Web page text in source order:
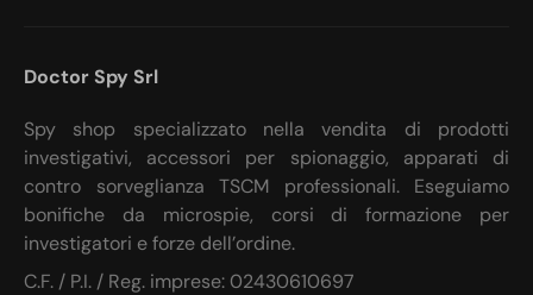
Doctor Spy Srl
Spy shop specializzato nella vendita di prodotti
investigativi, accessori per spionaggio, apparati di
contro sorveglianza TSCM professionali. Eseguiamo
bonifiche da microspie, corsi di formazione per
investigatori e forze dell’ordine.
C.F. / P.I. / Reg. imprese: 02430610697